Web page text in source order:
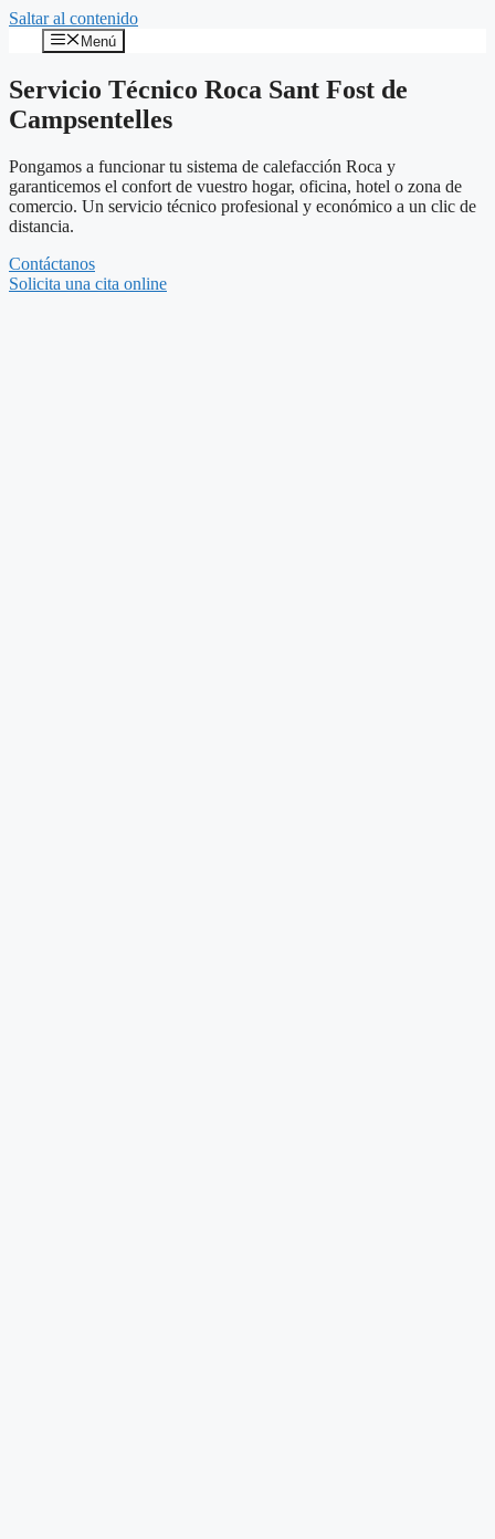
Saltar al contenido
Menú
Servicio Técnico Roca Sant Fost de
Campsentelles
Pongamos a funcionar tu sistema de calefacción Roca y
garanticemos el confort de vuestro hogar, oficina, hotel o zona de
comercio. Un servicio técnico profesional y económico a un clic de
distancia.
Contáctanos
Solicita una cita online